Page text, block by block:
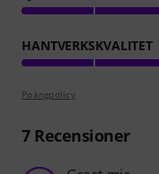
HANTVERKSKVALITET
Poängpolicy
7Recensioner